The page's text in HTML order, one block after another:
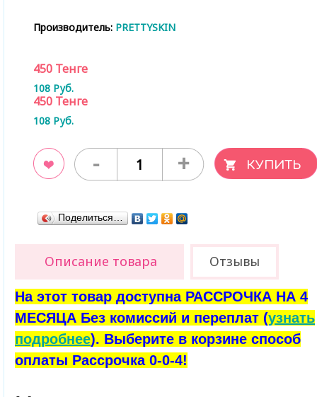
Производитель: PRETTYSKIN
450 Тенге
108 Руб.
450 Тенге
108 Руб.
- +
Поделиться…
Описание товара Отзывы
На этот товар доступна РАССРОЧКА НА 4
МЕСЯЦА Без комиссий и переплат (узнать
подробнее). Выберите в корзине способ
оплаты Рассрочка 0-0-4!